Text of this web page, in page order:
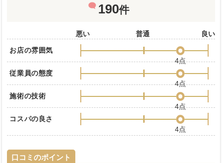
190件
悪い 普通 良い
お店の雰囲気
4点
従業員の態度
4点
施術の技術
4点
コスパの良さ
4点
口コミのポイント